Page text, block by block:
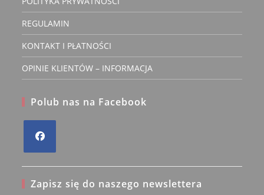
REGULAMIN
KONTAKT I PŁATNOŚCI
OPINIE KLIENTÓW – INFORMACJA
Polub nas na Facebook
a Zapisz się do naszego newslettera